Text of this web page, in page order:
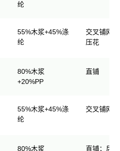
纶
55%木浆+45%涤
纶
交叉铺网
压花
80%木浆
+20%PP
直铺
55%木浆+45%涤
纶
交叉铺网
80%木浆 直铺；后